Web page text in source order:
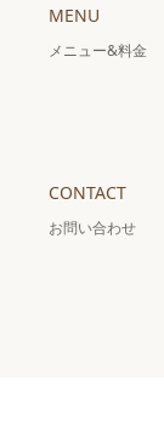
MENU
メニュー&料金
CONTACT
お問い合わせ